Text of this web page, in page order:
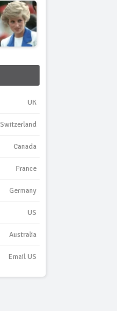
UK
Switzerland
Canada
France
Germany
US
Australia
Email US